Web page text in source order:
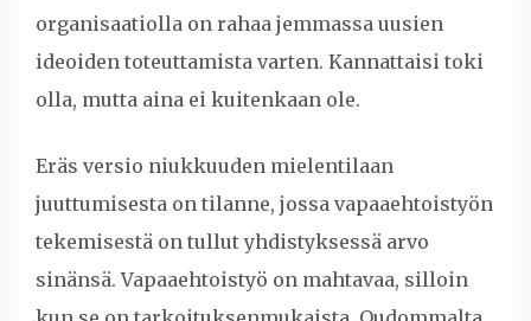
organisaatiolla on rahaa jemmassa uusien
ideoiden toteuttamista varten. Kannattaisi toki
olla, mutta aina ei kuitenkaan ole.
Eräs versio niukkuuden mielentilaan
juuttumisesta on tilanne, jossa vapaaehtoistyön
tekemisestä on tullut yhdistyksessä arvo
sinänsä. Vapaaehtoistyö on mahtavaa, silloin